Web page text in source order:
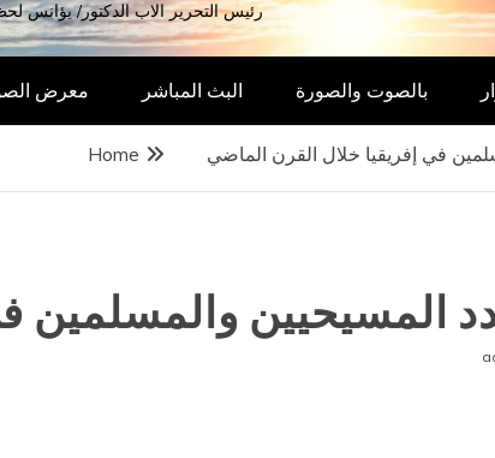
رئيس التحرير الاب الدكتور/ يؤانس
بالصوت والصورة البث المباشر معرض
Home في إفريقيا خلال القرن الماضي
المسيحيين والمسلمين